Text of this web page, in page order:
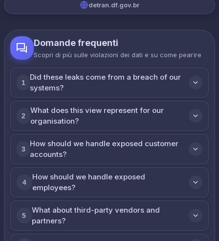
detran.df.gov.br
Domande frequenti
Scopri di più sulle violazioni dei dati e su come реагire
1
Did these leaks come from a breach of our
systems?
2
What does this view represent for our
organisation?
3
How should we handle exposed customer
accounts?
4
How should we handle exposed
employees?
5
What about third-party vendors and
partners?